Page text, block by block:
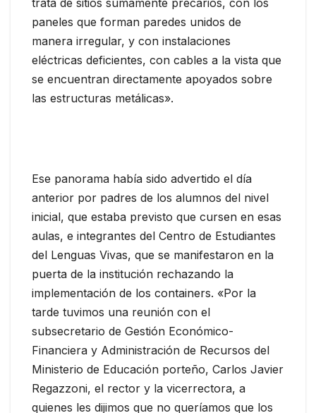
trata de sitios sumamente precarios, con los
paneles que forman paredes unidos de
manera irregular, y con instalaciones
eléctricas deficientes, con cables a la vista que
se encuentran directamente apoyados sobre
las estructuras metálicas».
Ese panorama había sido advertido el día
anterior por padres de los alumnos del nivel
inicial, que estaba previsto que cursen en esas
aulas, e integrantes del Centro de Estudiantes
del Lenguas Vivas, que se manifestaron en la
puerta de la institución rechazando la
implementación de los containers. «Por la
tarde tuvimos una reunión con el
subsecretario de Gestión Económico-
Financiera y Administración de Recursos del
Ministerio de Educación porteño, Carlos Javier
Regazzoni, el rector y la vicerrectora, a
quienes les dijimos que no queríamos que los